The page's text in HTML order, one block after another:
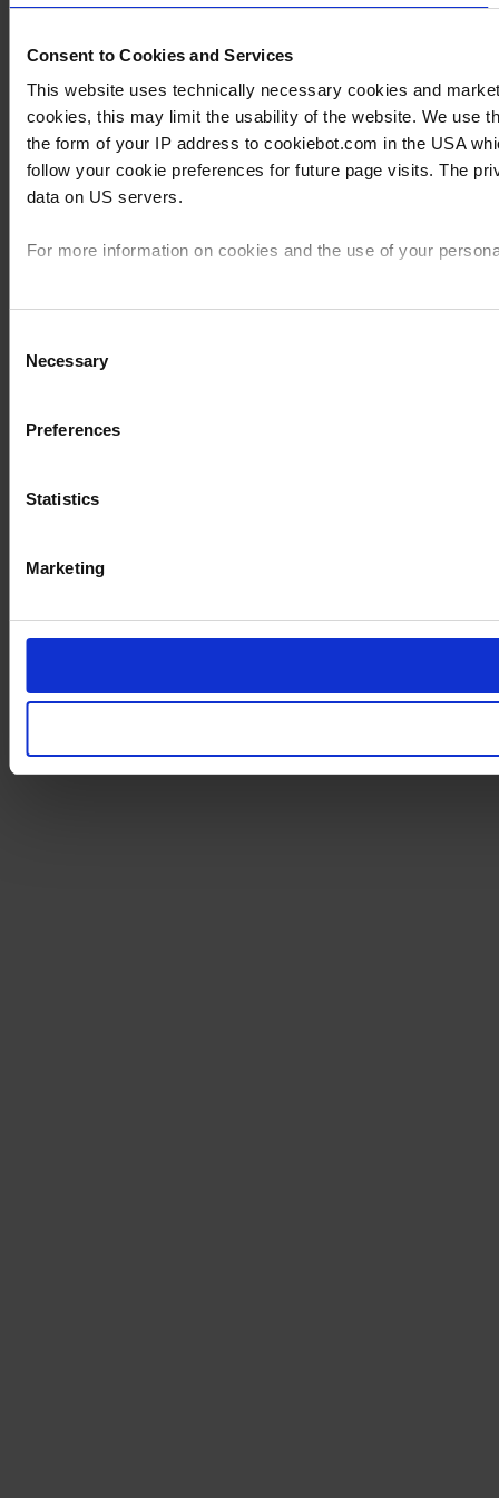
Consent to Cookies and Services
This website uses technically necessary cookies and
cookies, this may limit the usability of the website. We use
the form of your IP address to cookiebot.com in the USA
follow your cookie preferences for future page visits. The
data on US servers.
For more information on cookies and the use of your
Selection
Necessary
Preferences
Statistics
Marketing